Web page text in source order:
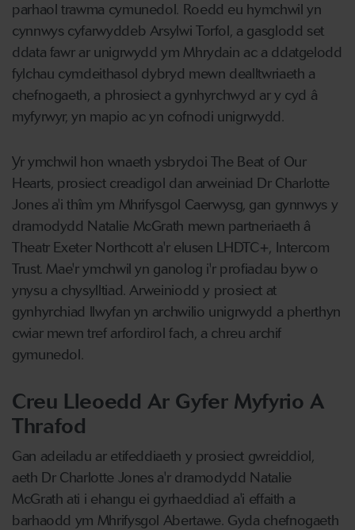
parhaol trawma cymunedol. Roedd eu hymchwil yn
cynnwys cyfarwyddeb Arsylwi Torfol, a gasglodd set
ddata fawr ar unigrwydd ym Mhrydain ac a ddatgelodd
fylchau cymdeithasol dybryd mewn dealltwriaeth a
chefnogaeth, a phrosiect a gynhyrchwyd ar y cyd â
myfyrwyr, yn mapio ac yn cofnodi unigrwydd.
Yr ymchwil hon wnaeth ysbrydoi The Beat of Our
Hearts, prosiect creadigol dan arweiniad Dr Charlotte
Jones a'i thîm ym Mhrifysgol Caerwysg, gan gynnwys y
dramodydd Natalie McGrath mewn partneriaeth â
Theatr Exeter Northcott a'r elusen LHDTC+, Intercom
Trust. Mae'r ymchwil yn ganolog i'r profiadau byw o
ynysu a chysylltiad. Arweiniodd y prosiect at
gynhyrchiad llwyfan yn archwilio unigrwydd a pherthyn
cwiar mewn tref arfordirol fach, a chreu archif
gymunedol.
Creu Lleoedd Ar Gyfer Myfyrio A
Thrafod
Gan adeiladu ar etifeddiaeth y prosiect gwreiddiol,
aeth Dr Charlotte Jones a'r dramodydd Natalie
McGrath ati i ehangu ei gyrhaeddiad a'i effaith a
barhaodd ym Mhrifysgol Abertawe. Gyda chefnogaeth